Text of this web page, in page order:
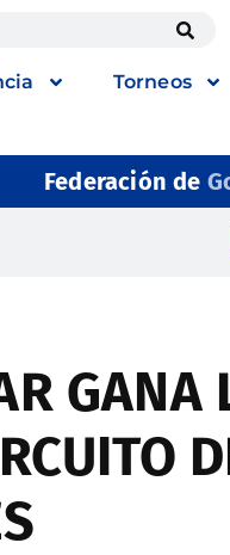
Torneos
Federación de
GANA